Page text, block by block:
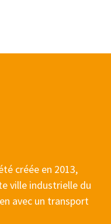
créée en 2013,
ville industrielle du
avec un transport